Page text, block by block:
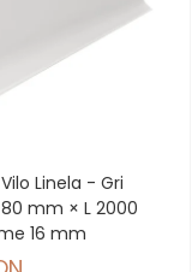
Linela - Gri
mm × L 2000
16 mm